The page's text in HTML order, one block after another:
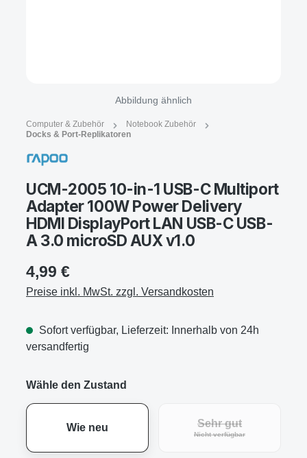
Abbildung ähnlich
Computer & Zubehör
Notebook Zubehör
Docks & Port-Replikatoren
UCM-2005 10-in-1 USB-C Multiport
Adapter 100W Power Delivery
HDMI DisplayPort LAN USB-C USB-
A 3.0 microSD AUX v1.0
4,99 €
Preise inkl. MwSt. zzgl. Versandkosten
Sofort verfügbar, Lieferzeit: Innerhalb von 24h
versandfertig
Wähle den Zustand
Wie neu Sehr gut
Nicht verfügbar(Diese Option ist